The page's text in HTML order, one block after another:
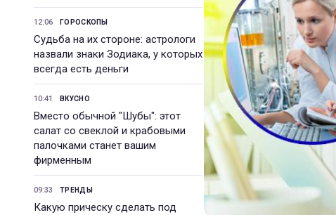
12:06 ГОРОСКОПЫ
Судьба на их стороне: астрологи
назвали знаки Зодиака, у которых
всегда есть деньги
10:41 ВКУСНО
Вместо обычной "Шубы": этот
салат со свеклой и крабовыми
палочками станет вашим
фирменным
09:33 ТРЕНДЫ
Какую прическу сделать под